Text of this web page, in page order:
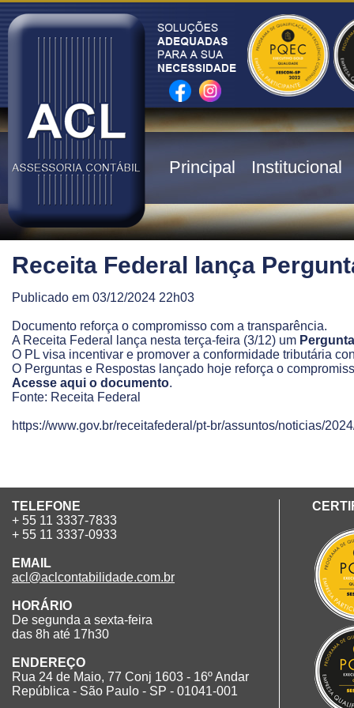
Principal Institucional
Receita Federal lança
Publicado em 03/12/2024 22h03
Documento reforça o compromisso com a transparência.
A Receita Federal lança nesta terça-feira (3/12) um
O PL visa incentivar e promover a conformidade tributária
O Perguntas e Respostas lançado hoje reforça o
Acesse aqui o documento.
Fonte: Receita Federal
https://www.gov.br/receitafederal/pt-br/assuntos/noticias/
TELEFONE
+ 55 11 3337-7833
+ 55 11 3337-0933
EMAIL
acl@aclcontabilidade.com.br
HORÁRIO
De segunda a sexta-feira
das 8h até 17h30
ENDEREÇO
Rua 24 de Maio, 77 Conj 1603 - 16º Andar
República - São Paulo - SP - 01041-001